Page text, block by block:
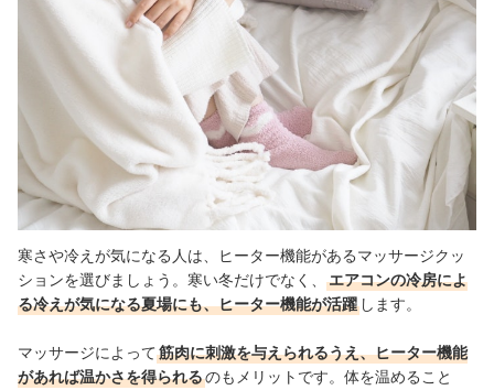
寒さや冷えが気になる人は、ヒーター機能があるマッサージクッ
ションを選びましょう。寒い冬だけでなく、
エアコンの冷房によ
る冷えが気になる夏場にも、ヒーター機能が活躍 します。
マッサージによって筋肉に刺激を与えられるうえ、ヒーター機能
があれば温かさを得られるのもメリットです。体を温めること